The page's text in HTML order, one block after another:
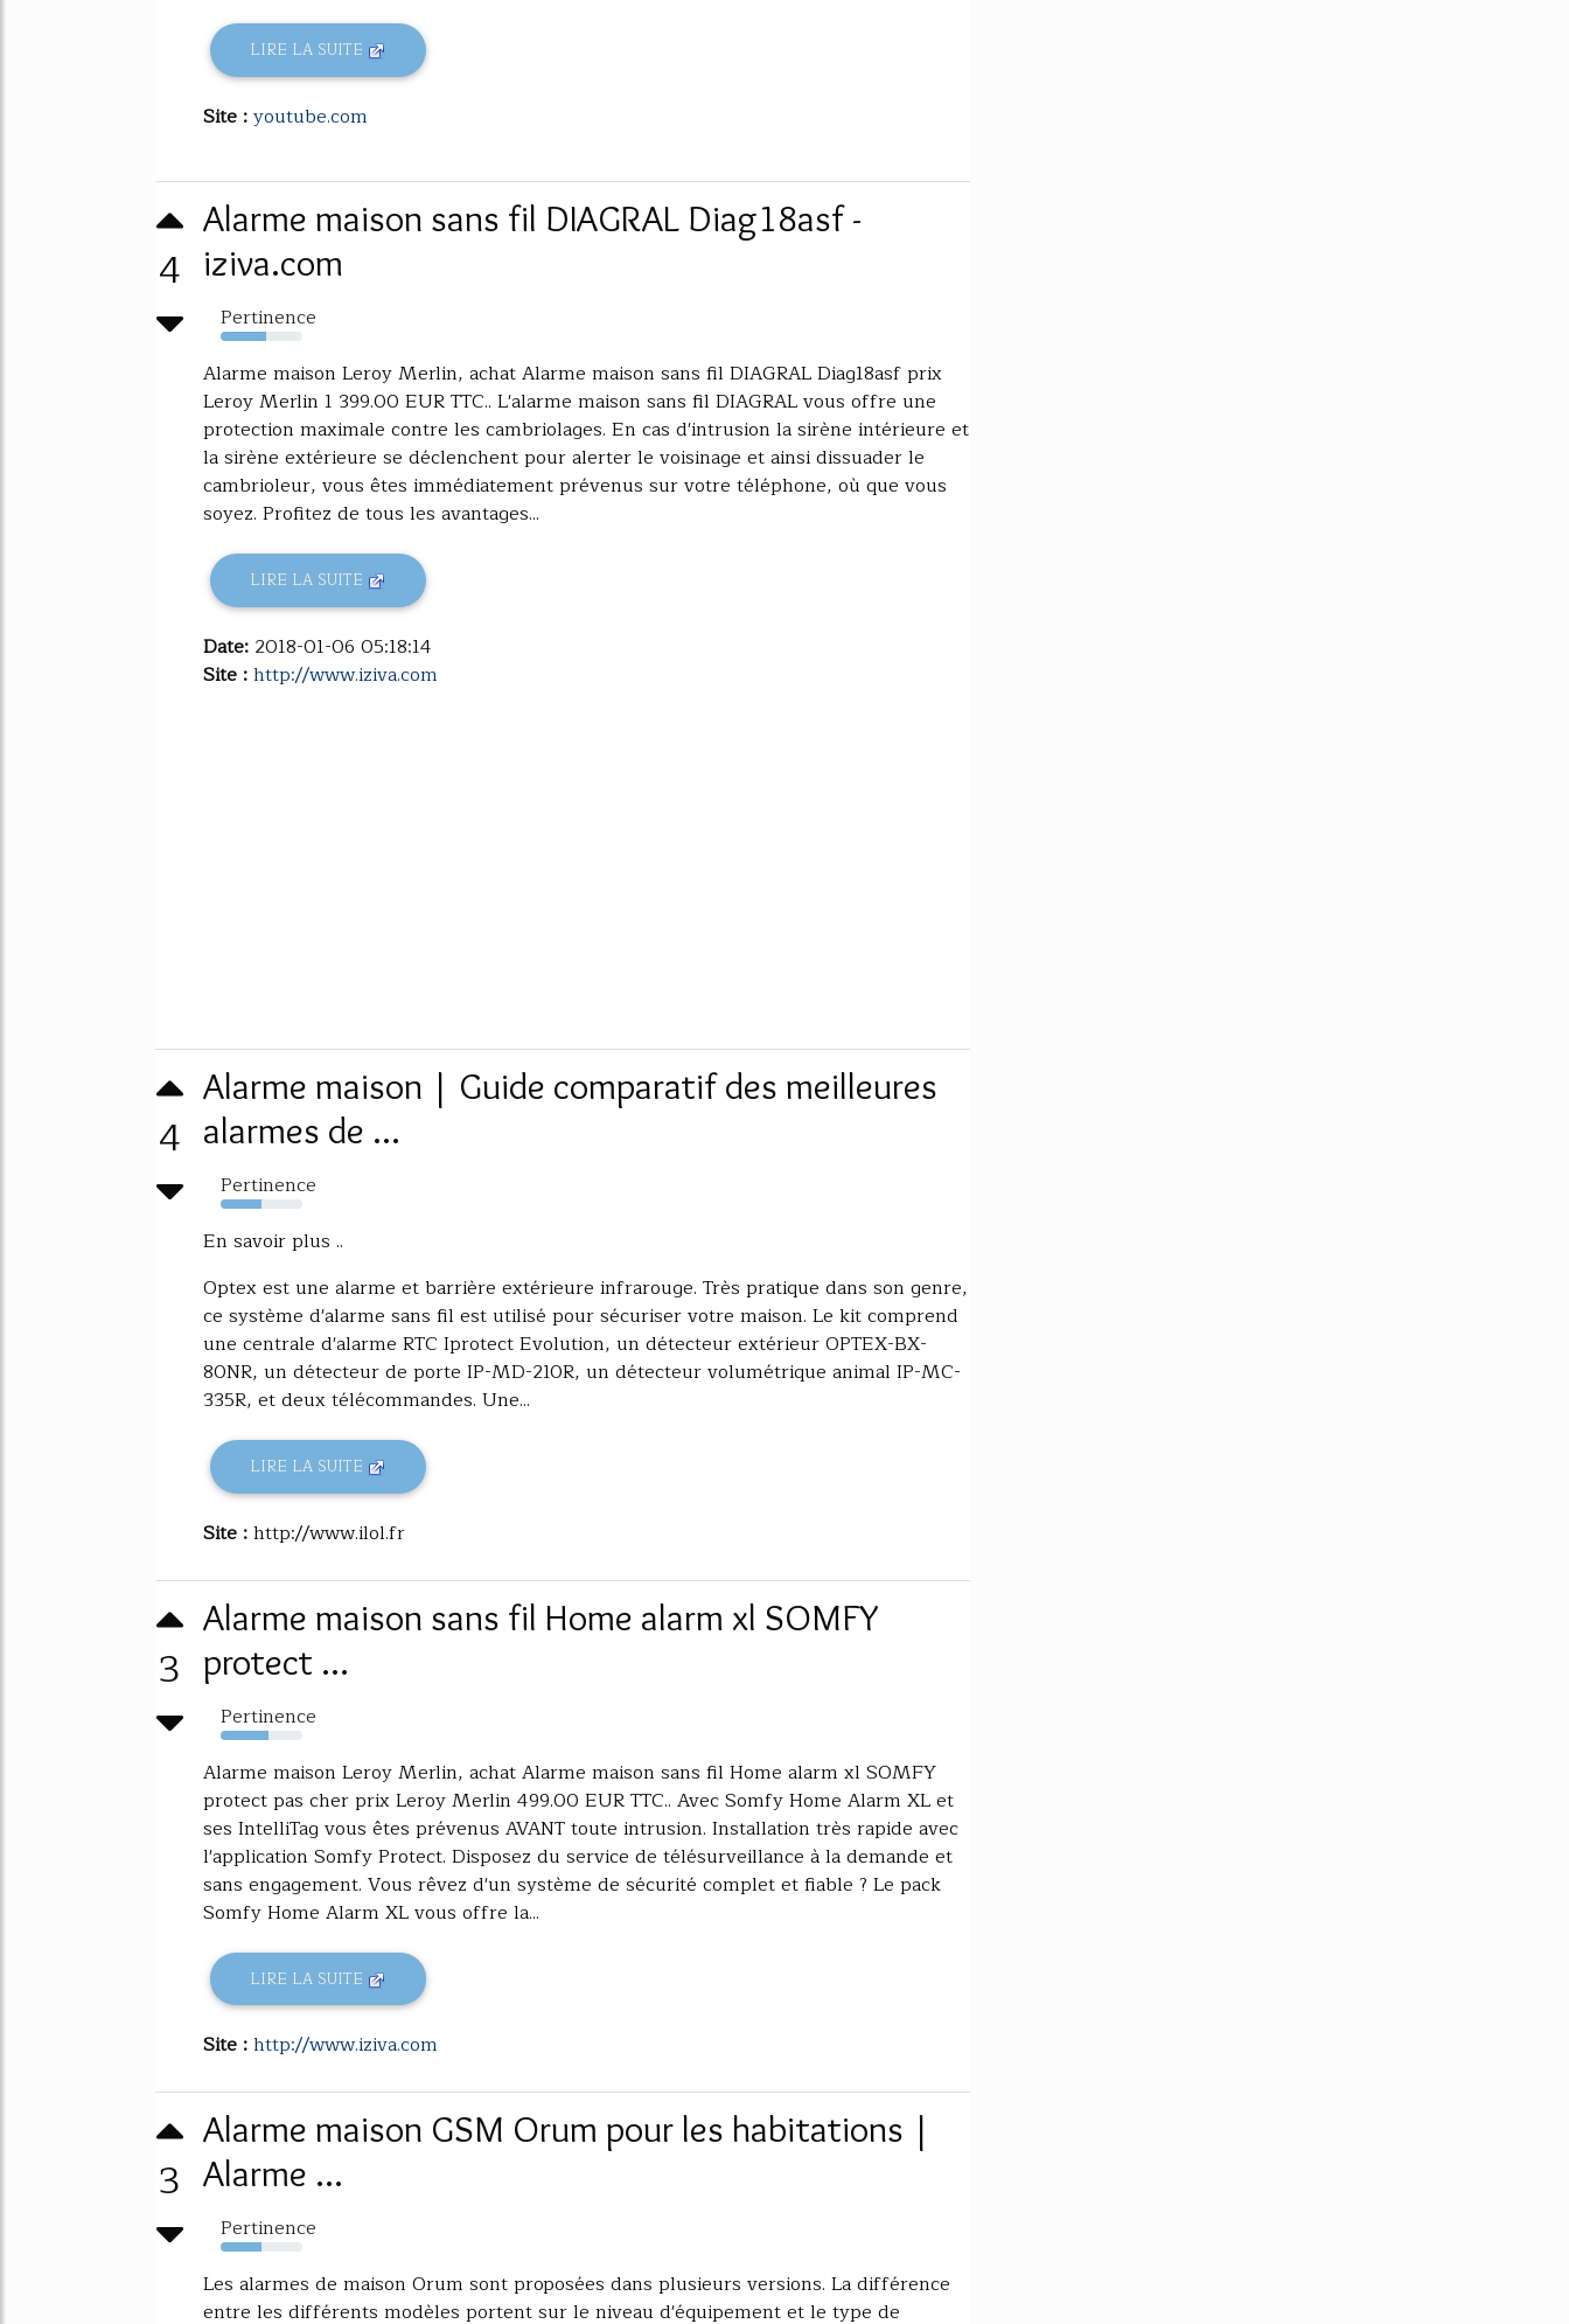
LIRE LA SUITE
Site :youtube.com
4
Alarme maison sans fil DIAGRAL Diag18asf -
iziva.com
Pertinence
56%
Alarme maison Leroy Merlin, achat Alarme maison sans fil DIAGRAL Diag18asf prix
Leroy Merlin 1 399.00 EUR TTC.. L'alarme maison sans fil DIAGRAL vous offre une
protection maximale contre les cambriolages. En cas d'intrusion la sirène intérieure et
la sirène extérieure se déclenchent pour alerter le voisinage et ainsi dissuader le
cambrioleur, vous êtes immédiatement prévenus sur votre téléphone, où que vous
soyez. Profitez de tous les avantages...
LIRE LA SUITE
Date: 2018-01-06 05:18:14
Site :http://www.iziva.com
4
Alarme maison | Guide comparatif des meilleures
alarmes de ...
Pertinence
50%
En savoir plus ..
Optex est une alarme et barrière extérieure infrarouge. Très pratique dans son genre,
ce système d'alarme sans fil est utilisé pour sécuriser votre maison. Le kit comprend
une centrale d'alarme RTC Iprotect Evolution, un détecteur extérieur OPTEX-BX-
80NR, un détecteur de porte IP-MD-210R, un détecteur volumétrique animal IP-MC-
335R, et deux télécommandes. Une...
LIRE LA SUITE
Site :http://www.ilol.fr
3
Alarme maison sans fil Home alarm xl SOMFY
protect ...
Pertinence
59%
Alarme maison Leroy Merlin, achat Alarme maison sans fil Home alarm xl SOMFY
protect pas cher prix Leroy Merlin 499.00 EUR TTC.. Avec Somfy Home Alarm XL et
ses IntelliTag vous êtes prévenus AVANT toute intrusion. Installation très rapide avec
l'application Somfy Protect. Disposez du service de télésurveillance à la demande et
sans engagement. Vous rêvez d'un système de sécurité complet et fiable ? Le pack
Somfy Home Alarm XL vous offre la...
LIRE LA SUITE
Site :http://www.iziva.com
3
Alarme maison GSM Orum pour les habitations |
Alarme ...
Pertinence
50%
Les alarmes de maison Orum sont proposées dans plusieurs versions. La différence
entre les différents modèles portent sur le niveau d'équipement et le type de